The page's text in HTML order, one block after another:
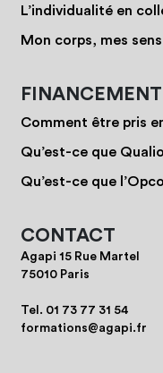
L’individualité en
Mon corps, mes
FINANCEMENT
Comment être pris
Qu’est-ce que
Qu’est-ce que
CONTACT
Agapi 15 Rue Martel
75010 Paris
Tel. 01 73 77 31 54
formations@agapi.fr